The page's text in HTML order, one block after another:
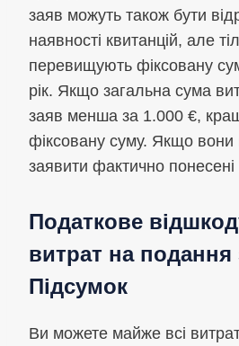
заяв можуть також бути
наявності квитанцій, але
перевищують фіксовану
рік. Якщо загальна сума
заяв менша за 1.000 €,
фіксовану суму. Якщо
заявити фактично понесені
Податкове
витрат на подання
Підсумок
Ви можете майже всі